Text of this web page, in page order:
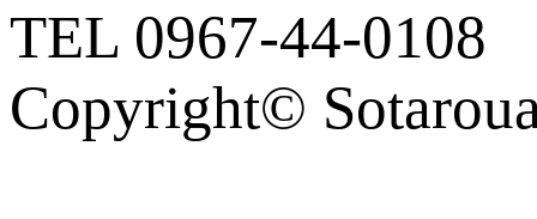
TEL 0967-44-0108
Copyright©